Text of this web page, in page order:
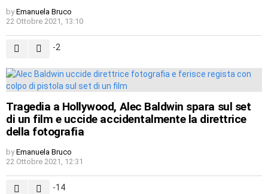
by Emanuela Bruco
22 Ottobre 2021, 13:10
-2
Tragedia a Hollywood, Alec Baldwin spara sul set
di un film e uccide accidentalmente la direttrice
della fotografia
by Emanuela Bruco
22 Ottobre 2021, 12:31
-14